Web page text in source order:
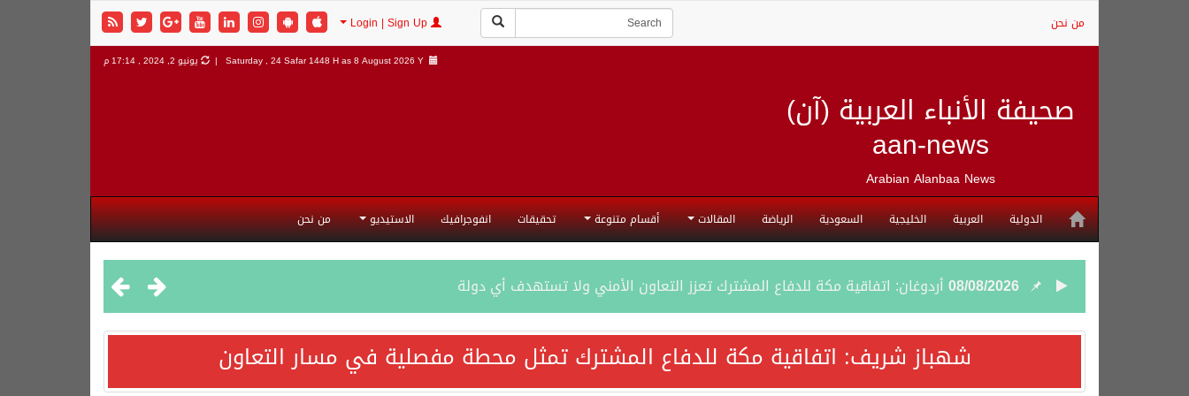
من نحن
صحيفة الأنباء العربية (آن)
aan-news
Arabian Alanbaa News
Saturday , 24 Safar 1448 H as8 August 2026 Y | يونيو 2, 2024 , 17:14 م
الدولية العربية الخليجية السعودية الرياضة المقالات أقسام متنوعة تحقيقات انفوجرافيك الاستيديو من نحن
08/08/2026 أردوغان: اتفاقية مكة للدفاع المشترك تعزز التعاون الأمني ولا تستهدف أي دولة
08/08/2026سمو وزير الخارجية : اتفاقية مكة تعكس الإرادة السياسية لحماية أمن المنطقة
شهباز شريف: اتفاقية مكة للدفاع المشترك تمثل محطة مفصلية في مسار التعاون